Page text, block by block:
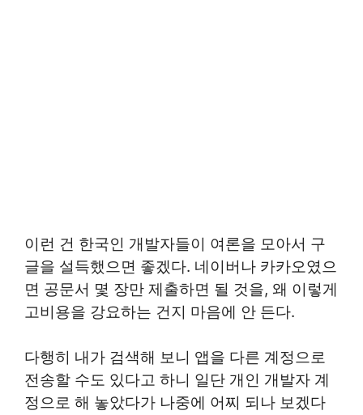
이런 건 한국인 개발자들이 여론을 모아서 구
글을 설득했으면 좋겠다. 네이버나 카카오였으
면 공문서 몇 장만 제출하면 될 것을, 왜 이렇게
고비용을 강요하는 건지 마음에 안 든다.
다행히 내가 검색해 보니 앱을 다른 계정으로
전송할 수도 있다고 하니 일단 개인 개발자 계
정으로 해 놓았다가 나중에 어찌 되나 보겠다